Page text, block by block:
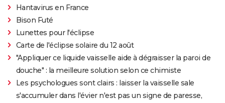
Hantavirus en France
Bison Futé
Lunettes pour l'éclipse
Carte de l'éclipse solaire du 12 août
"Appliquer ce liquide vaisselle aide à dégraisser la paroi de
douche" : la meilleure solution selon ce chimiste
Les psychologues sont clairs : laisser la vaisselle sale
s'accumuler dans l'évier n'est pas un signe de paresse,